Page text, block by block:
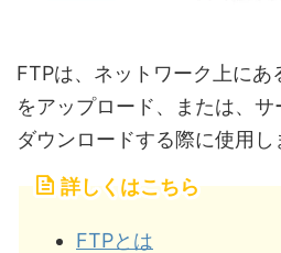
FTPは、ネットワーク上に
をアップロード、または、
ダウンロードする際に使用し
詳しくはこちら
FTPとは